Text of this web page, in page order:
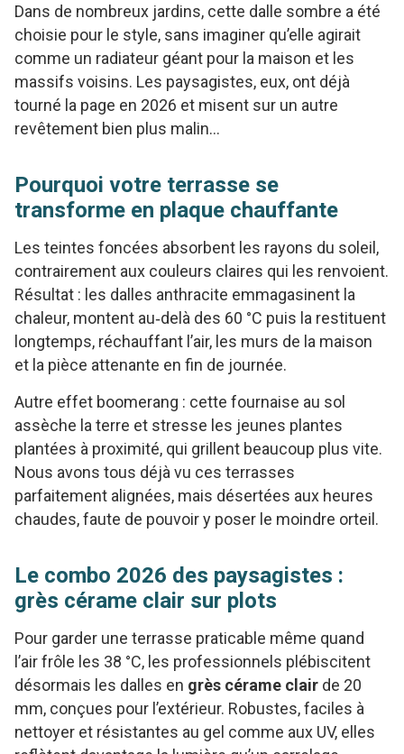
Dans de nombreux jardins, cette dalle sombre a été
choisie pour le style, sans imaginer qu’elle agirait
comme un radiateur géant pour la maison et les
massifs voisins. Les paysagistes, eux, ont déjà
tourné la page en 2026 et misent sur un autre
revêtement bien plus malin…
Pourquoi votre terrasse se
transforme en plaque chauffante
Les teintes foncées absorbent les rayons du soleil,
contrairement aux couleurs claires qui les renvoient.
Résultat : les dalles anthracite emmagasinent la
chaleur, montent au‑delà des 60 °C puis la restituent
longtemps, réchauffant l’air, les murs de la maison
et la pièce attenante en fin de journée.
Autre effet boomerang : cette fournaise au sol
assèche la terre et stresse les jeunes plantes
plantées à proximité, qui grillent beaucoup plus vite.
Nous avons tous déjà vu ces terrasses
parfaitement alignées, mais désertées aux heures
chaudes, faute de pouvoir y poser le moindre orteil.
Le combo 2026 des paysagistes :
grès cérame clair sur plots
Pour garder une terrasse praticable même quand
l’air frôle les 38 °C, les professionnels plébiscitent
désormais les dalles en grès cérame clair de 20
mm, conçues pour l’extérieur. Robustes, faciles à
nettoyer et résistantes au gel comme aux UV, elles